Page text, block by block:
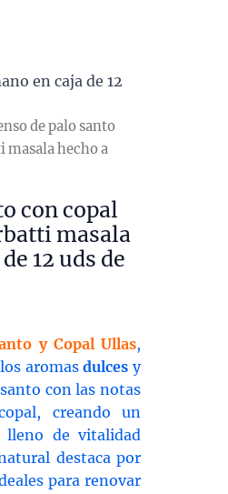
en caja de 12
de palo santo
masala hecho a
con copal
masala
12 uds de
€
€
y Copal Ullas,
aromasdulces y
con las notas
creando un
de vitalidad
destaca por
para renovar